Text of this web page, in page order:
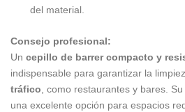
del material.
Consejo profesional:
Un cepillo de barrer compacto y
indispensable para garantizar la
tráfico, como restaurantes y bares.
una excelente opción para espacios